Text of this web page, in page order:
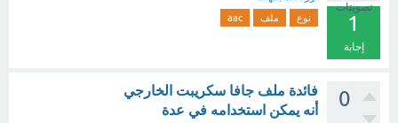
تصويتات
1
إجابة
نوع ملف aac
0
فائدة ملف جافا سكريبت الخارجي
أنه يمكن استخدامه في عدة